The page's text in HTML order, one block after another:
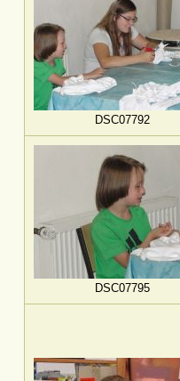
DSC07792
DSC07795